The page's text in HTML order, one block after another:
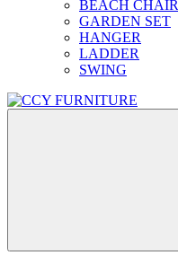
BEACH CHAIR
GARDEN SET
HANGER
LADDER
SWING